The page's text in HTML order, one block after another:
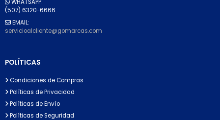
WHATSAPP:
(507) 6320-6666
EMAIL:
servicioalcliente@gomarcas.com
POLÍTICAS
Condiciones de Compras
Políticas de Privacidad
Políticas de Envío
Políticas de Seguridad